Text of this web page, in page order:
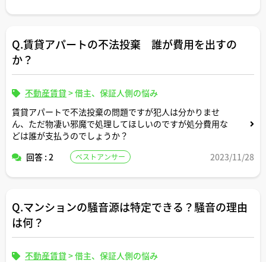
Q.賃貸アパートの不法投棄 誰が費用を出すの
か？
不動産賃貸 >借主、保証人側の悩み
賃貸アパートで不法投棄の問題ですが犯人は分かりませ
ん、ただ物凄い邪魔で処理してほしいのですが処分費用な
どは誰が支払うのでしょうか？
回答 : 2
ベストアンサー 2023/11/28
Q.マンションの騒音源は特定できる？騒音の理由
は何？
不動産賃貸 >借主、保証人側の悩み